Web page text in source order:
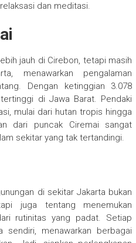
dan meditasi.
jauh di Cirebon, tetapi masih
menawarkan pengalaman
Dengan ketinggian 3.078
di Jawa Barat. Pendaki
mulai dari hutan tropis hingga
dari puncak Ciremai sangat
sekitar yang tak tertandingi.
di sekitar Jakarta bukan
juga tentang menemukan
rutinitas yang padat. Setiap
sendiri, menawarkan berbagai